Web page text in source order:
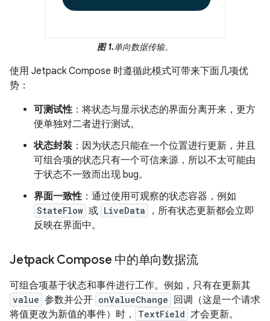
图 1.单向数据传输。
使用 Jetpack Compose 时遵循此模式可带来下面几项优
势：
可测试性 ：将状态与显示状态的界面分离开来，更方
便单独对二者进行测试。
状态封装 ：因为状态只能在一个位置进行更新，并且
可组合项的状态只有一个可信来源，所以不太可能由
于状态不一致而出现 bug。
界面一致性 ：通过使用可观察的状态容器，例如
StateFlow 或 LiveData
，所有状态更新都会立即
反映在界面中。
Jetpack Compose 中的单向数据流
可组合项基于状态和事件进行工作。例如，只有在更新其
value 参数并公开 onValueChange 回调（这是一个请求
将值更改为新值的事件）时，
TextField 才会更新。